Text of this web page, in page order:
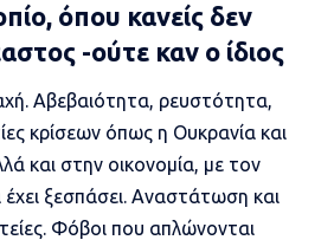
όπου κανείς δεν
-ούτε καν ο ίδιος
Αβεβαιότητα, ρευστότητα,
κρίσεων όπως η Ουκρανία και
και στην οικονομία, με τον
ξεσπάσει. Αναστάτωση και
. Φόβοι που απλώνονται